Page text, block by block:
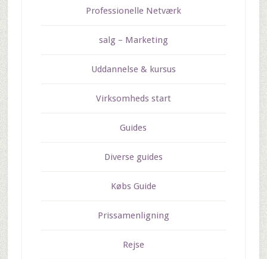
Professionelle Netværk
salg – Marketing
Uddannelse & kursus
Virksomheds start
Guides
Diverse guides
Købs Guide
Prissamenligning
Rejse